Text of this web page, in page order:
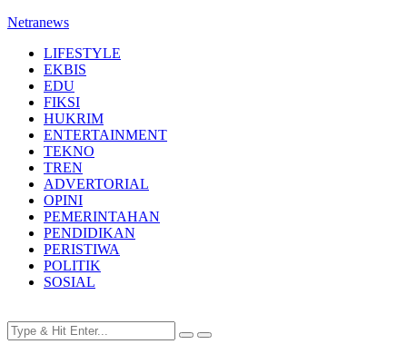
Netranews
LIFESTYLE
EKBIS
EDU
FIKSI
HUKRIM
ENTERTAINMENT
TEKNO
TREN
ADVERTORIAL
OPINI
PEMERINTAHAN
PENDIDIKAN
PERISTIWA
POLITIK
SOSIAL